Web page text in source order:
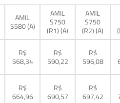
AMIL
S580 (A)
AMIL
S750
(R1) (A)
AMIL
S750
(R2) (A)
R$
568,34
R$
590,22
R$
596,08
R$
664,96
R$
690,57
R$
697,42